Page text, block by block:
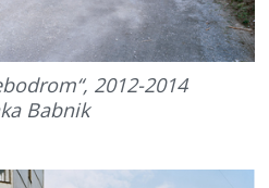
2012-2014
Babnik